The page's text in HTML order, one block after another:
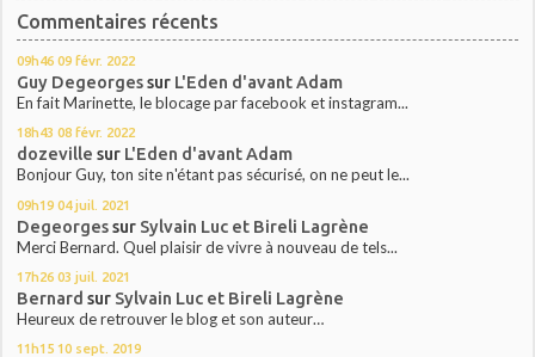
Commentaires récents
09h46 09 févr. 2022
Guy Degeorgessur L'Eden d'avant Adam
En fait Marinette, le blocage par facebook et instagram...
18h43 08 févr. 2022
dozeville sur L'Eden d'avant Adam
Bonjour Guy, ton site n'étant pas sécurisé, on ne peut le...
09h19 04 juil. 2021
Degeorgessur Sylvain Luc et Bireli Lagrène
Merci Bernard. Quel plaisir de vivre à nouveau de tels...
17h26 03 juil. 2021
Bernard sur Sylvain Luc et Bireli Lagrène
Heureux de retrouver le blog et son auteur…
11h15 10 sept. 2019